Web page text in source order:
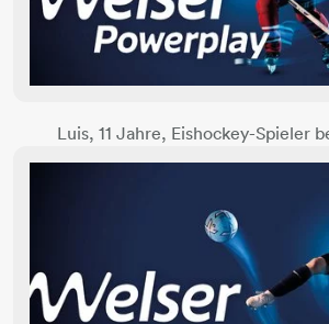
Luis, 11 Jahre, Eishockey-Spieler